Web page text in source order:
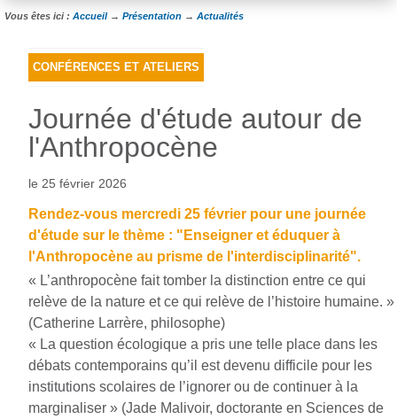
Vous êtes ici : Accueil→ Présentation → Actualités
CONFÉRENCES ET ATELIERS
Journée d'étude autour de
l'Anthropocène
le 25 février 2026
Rendez-vous mercredi 25 février pour une journée
d'étude sur le thème : "Enseigner et éduquer à
l'Anthropocène au prisme de l'interdisciplinarité".
« L’anthropocène fait tomber la distinction entre ce qui
relève de la nature et ce qui relève de l’histoire humaine. »
(Catherine Larrère, philosophe)
« La question écologique a pris une telle place dans les
débats contemporains qu’il est devenu difficile pour les
institutions scolaires de l’ignorer ou de continuer à la
marginaliser » (Jade Malivoir, doctorante en Sciences de